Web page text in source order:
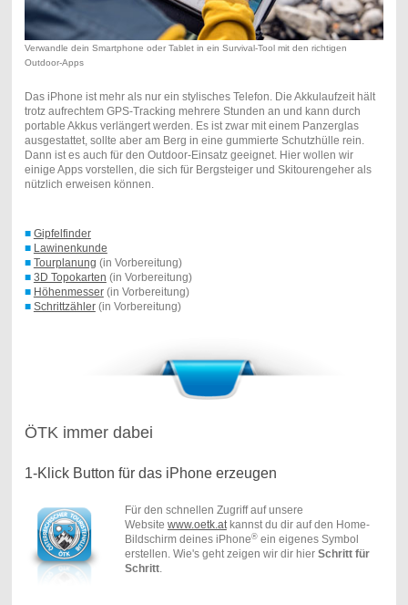
Verwandle dein Smartphone oder Tablet in ein Survival-Tool mit den richtigen
Outdoor-Apps
Das iPhone ist mehr als nur ein stylisches Telefon. Die Akkulaufzeit hält
trotz aufrechtem GPS-Tracking mehrere Stunden an und kann durch
portable Akkus verlängert werden. Es ist zwar mit einem Panzerglas
ausgestattet, sollte aber am Berg in eine gummierte Schutzhülle rein.
Dann ist es auch für den Outdoor-Einsatz geeignet. Hier wollen wir
einige Apps vorstellen, die sich für Bergsteiger und Skitourengeher als
nützlich erweisen können.
■ Gipfelfinder
■ Lawinenkunde
■ Tourplanung (in Vorbereitung)
■ 3D Topokarten (in Vorbereitung)
■ Höhenmesser(in Vorbereitung)
■ Schrittzähler(in Vorbereitung)
ÖTK immer dabei
1-Klick Button für das iPhone erzeugen
Für den schnellen Zugriff auf unsere
Website www.oetk.atkannst du dir auf den Home-
Bildschirm deines iPhone®ein eigenes Symbol
erstellen. Wie's geht zeigen wir dir hier Schritt für
Schritt.